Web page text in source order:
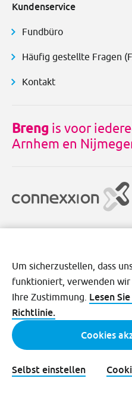
Kundenservice
Fundbüro
Häufig gestellte Fragen
Kontakt
Breng is voor
Arnhem en
Disclaimer Cookies
Allgemeine
Um sicherzustellen, dass
funktioniert, verwenden wir
Ihre Zustimmung. Lesen
Richtlinie.
Cookies
Selbst einstellen